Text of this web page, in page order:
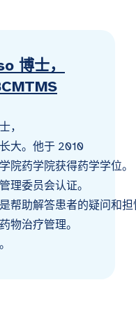
博士，
，
大。他于 2010
院药学院获得药学学位。
理委员会认证。
帮助解答患者的疑问和担
物治疗管理。